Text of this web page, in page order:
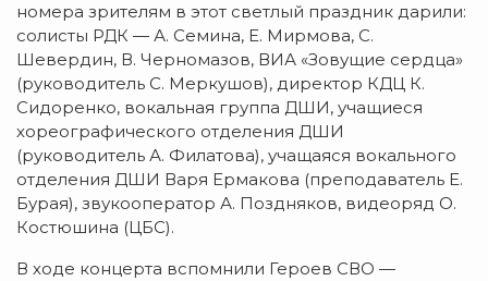
номера зрителям в этот светлый праздник дарили:
солисты РДК — А. Семина, Е. Мирмова, С.
Шевердин, В. Черномазов, ВИА «Зовущие сердца»
(руководитель С. Меркушов), директор КДЦ К.
Сидоренко, вокальная группа ДШИ, учащиеся
хореографического отделения ДШИ
(руководитель А. Филатова), учащаяся вокального
отделения ДШИ Варя Ермакова (преподаватель Е.
Бурая), звукооператор А. Поздняков, видеоряд О.
Костюшина (ЦБС).
В ходе концерта вспомнили Героев СВО —